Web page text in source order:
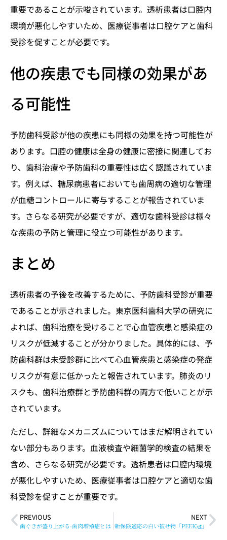
重要であることが示唆されています。透析患者は口腔内
環境が悪化しやすいため、医療従事者は口腔ケアと歯科
受診を促すことが必要です。
他の疾患でも同様の効果があ
る可能性
予防歯科受診が他の疾患にも同様の効果を持つ可能性が
あります。口腔の健康は全身の健康に密接に関連してお
り、歯科治療や予防歯科の重要性は広く認識されていま
す。例えば、糖尿病患者においても歯周病の適切な管理
が血糖コントロールに寄与することが報告されていま
す。さらなる研究が必要ですが、適切な歯科受診は様々
な疾患の予防と管理に役立つ可能性があります。
まとめ
透析患者の予後を改善するために、予防歯科受診が重要
であることが示されました。東京医科歯科大学の研究に
よれば、歯科治療を受けることで心血管疾患と感染症の
リスクが低減することが分かりました。具体的には、予
防歯科群は未受診群に比べて心血管疾患と感染症の発症
リスクが有意に低かったと報告されています。肺炎のリ
スクも、歯科治療群と予防歯科群の両方で低いことが示
されています。
ただし、詳細なメカニズムについてはまだ解明されてい
ない部分もあります。血液検査や細菌学的検査の結果を
含め、さらなる研究が必要です。透析患者は口腔内環境
が悪化しやすいため、医療従事者は口腔ケアと適切な歯
科受診を促すことが重要です。
PREVIOUS
歯ぐきが盛り上がる-歯肉増殖症とは
NEXT
新保険適応の白い被せ物「PEEK冠」